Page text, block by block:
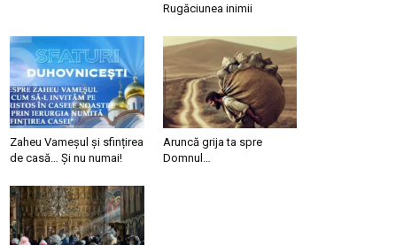
Rugăciunea inimii
Zaheu Vameșul și sfințirea
de casă… Și nu numai!
Aruncă grija ta spre
Domnul…